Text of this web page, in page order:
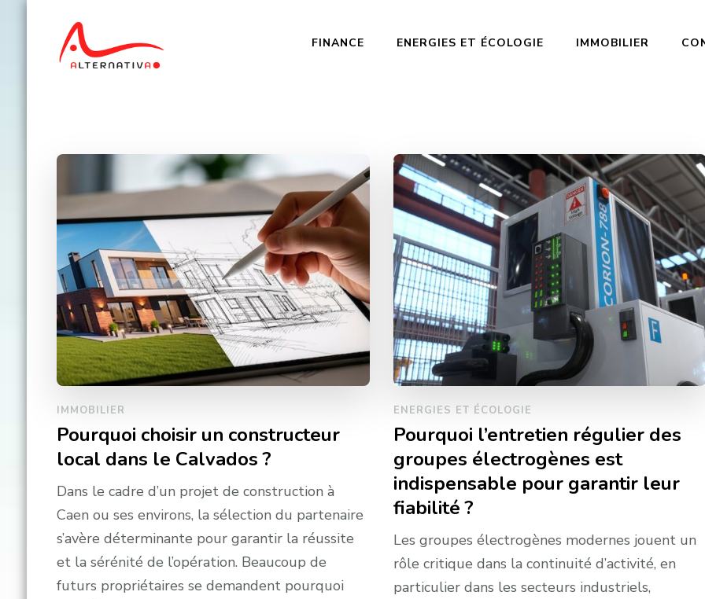
FINANCE ENERGIES ET ÉCOLOGIE IMMOBILIER
IMMOBILIER
Pourquoi choisir un constructeur
local dans le Calvados ?
Dans le cadre d’un projet de construction à
Caen ou ses environs, la sélection du partenaire
s’avère déterminante pour garantir la réussite
et la sérénité de l’opération. Beaucoup de
futurs propriétaires se demandent pourquoi
ENERGIES ET ÉCOLOGIE
Pourquoi l’entretien régulier des
groupes électrogènes est
indispensable pour garantir leur
fiabilité ?
Les groupes électrogènes modernes jouent un
rôle critique dans la continuité d’activité, en
particulier dans les secteurs industriels,